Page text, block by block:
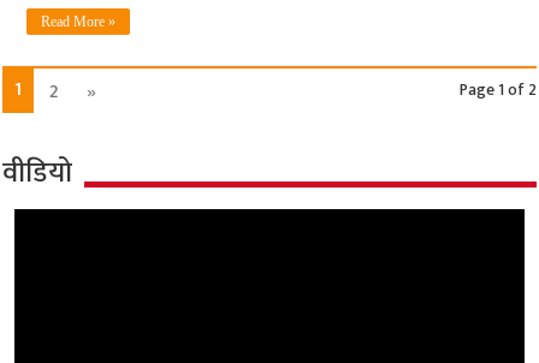
Read More »
Page 1 of 2
1 2 »
वीडियो